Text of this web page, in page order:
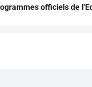
officiels de